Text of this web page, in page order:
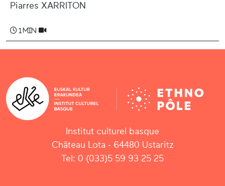
Piarres XARRITON
1 min
Institut culturel basque
Château Lota - 64480 Ustaritz
Tel: 0 (033)5 59 93 25 25